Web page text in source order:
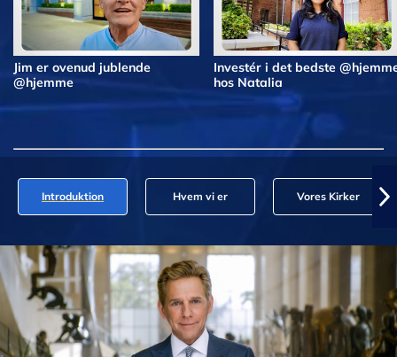
Jim er ovenud jublende
@hjemme
Investér i det bedste
hos Natalia
Introduktion Hvem vi er Vores Kirker